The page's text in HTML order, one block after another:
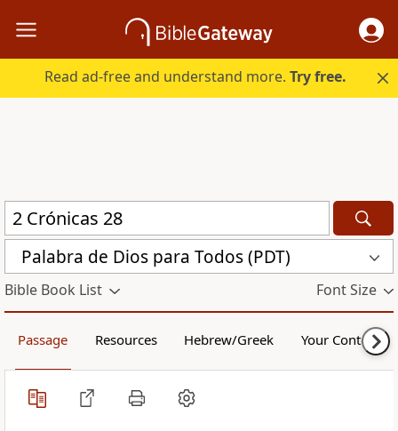
Read ad-free and understand more.Try free.
Palabra de Dios para Todos (PDT)
Bible Book List Font Size
Passage Resources Hebrew/Greek Your Content